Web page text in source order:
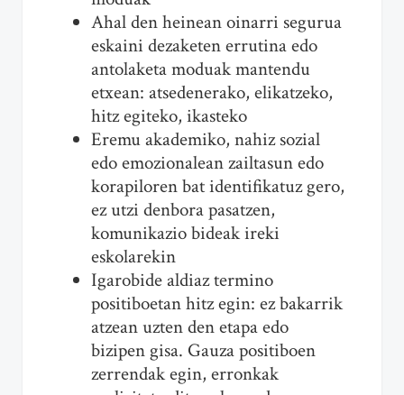
Ahal den heinean oinarri segurua
eskaini dezaketen errutina edo
antolaketa moduak mantendu
etxean: atsedenerako, elikatzeko,
hitz egiteko, ikasteko
Eremu akademiko, nahiz sozial
edo emozionalean zailtasun edo
korapiloren bat identifikatuz gero,
ez utzi denbora pasatzen,
komunikazio bideak ireki
eskolarekin
Igarobide aldiaz termino
positiboetan hitz egin: ez bakarrik
atzean uzten den etapa edo
bizipen gisa. Gauza positiboen
zerrendak egin, erronkak